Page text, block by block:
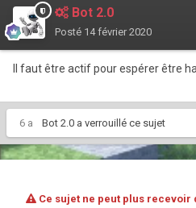
Bot 2.0
Posté 14 février 2020
Il faut être actif pour espérer être
6 a Bot 2.0 a verrouillé ce sujet
Ce sujet ne peut plus recevoir